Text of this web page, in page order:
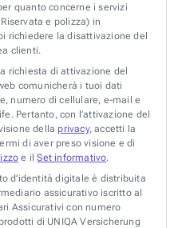
quanto concerne i servizi
e polizza) in
richiedere la disattivazione del
clienti.
richiesta di attivazione del
comunicherà i tuoi dati
numero di cellulare, e-mail e
Pertanto, con l’attivazione del
della privacy, accetti la
di aver preso visione e di
e ilSet informativo.
d’identità digitale è distribuita
assicurativo iscritto al
Assicurativi con numero
di UNIQA Versicherung